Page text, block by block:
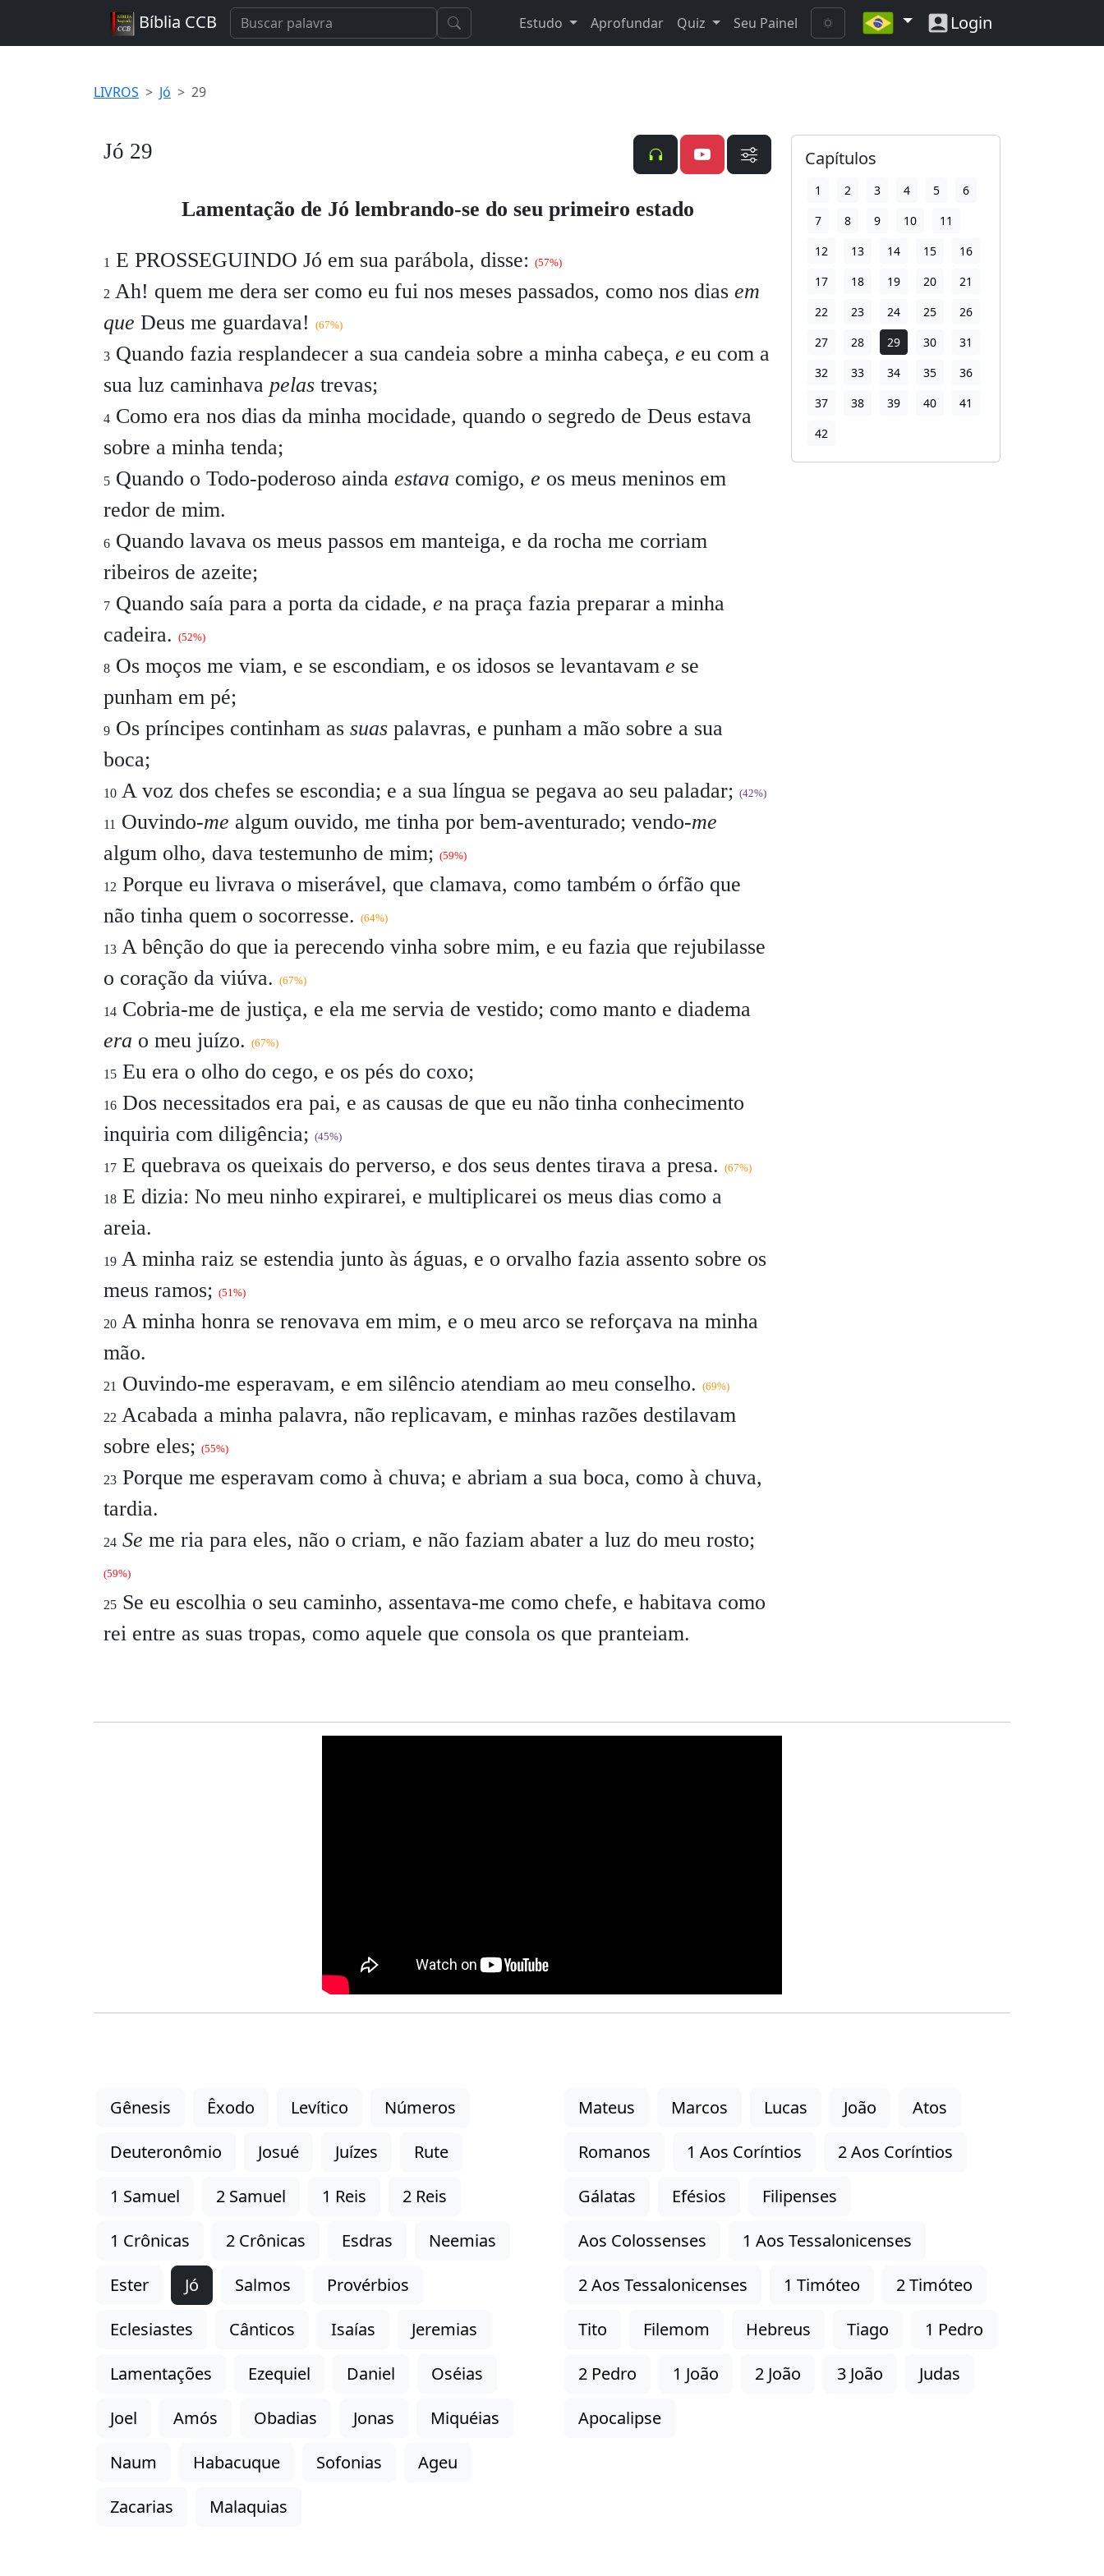
Bíblia CCB Estudo Aprofundar Quiz Seu Painel Login
LIVROS Jó 29
Jó 29
Lamentação de Jó lembrando-se do seu primeiro estado
1 E PROSSEGUINDO Jó em sua parábola, disse: (57%)
2 Ah! quem me dera ser como eu fui nos meses passados, como nos dias em
que Deus me guardava! (67%)
3 Quando fazia resplandecer a sua candeia sobre a minha cabeça, e eu com a
sua luz caminhava pelas trevas;
4 Como era nos dias da minha mocidade, quando o segredo de Deus estava
sobre a minha tenda;
5 Quando o Todo-poderoso ainda estava comigo, e os meus meninos em
redor de mim.
6 Quando lavava os meus passos em manteiga, e da rocha me corriam
ribeiros de azeite;
7 Quando saía para a porta da cidade, e na praça fazia preparar a minha
cadeira. (52%)
8 Os moços me viam, e se escondiam, e os idosos se levantavam e se
punham em pé;
9 Os príncipes continham as suas palavras, e punham a mão sobre a sua
boca;
10 A voz dos chefes se escondia; e a sua língua se pegava ao seu paladar; (42%)
11 Ouvindo-me algum ouvido, me tinha por bem-aventurado; vendo-me
algum olho, dava testemunho de mim; (59%)
12 Porque eu livrava o miserável, que clamava, como também o órfão que
não tinha quem o socorresse. (64%)
13 A bênção do que ia perecendo vinha sobre mim, e eu fazia que rejubilasse
o coração da viúva. (67%)
14 Cobria-me de justiça, e ela me servia de vestido; como manto e diadema
era o meu juízo. (67%)
15 Eu era o olho do cego, e os pés do coxo;
16 Dos necessitados era pai, e as causas de que eu não tinha conhecimento
inquiria com diligência; (45%)
17 E quebrava os queixais do perverso, e dos seus dentes tirava a presa. (67%)
18 E dizia: No meu ninho expirarei, e multiplicarei os meus dias como a
areia.
19 A minha raiz se estendia junto às águas, e o orvalho fazia assento sobre os
meus ramos; (51%)
20 A minha honra se renovava em mim, e o meu arco se reforçava na minha
mão.
21 Ouvindo-me esperavam, e em silêncio atendiam ao meu conselho. (69%)
22 Acabada a minha palavra, não replicavam, e minhas razões destilavam
sobre eles; (55%)
23 Porque me esperavam como à chuva; e abriam a sua boca, como à chuva,
tardia.
24 Se me ria para eles, não o criam, e não faziam abater a luz do meu rosto;
(59%)
25 Se eu escolhia o seu caminho, assentava-me como chefe, e habitava como
rei entre as suas tropas, como aquele que consola os que pranteiam.
Capítulos
1 2 3 4 5
6
7
8 9 10
11
12
13 14 15
16
17
18 19 20
21
22
23 24 25
26
27
28 29 30
31
32
33 34 35
36
37
38 39 40
41
42
Gênesis Êxodo Levítico
Números
Deuteronômio
Josué Juízes
Rute
1 Samuel
2 Samuel 1 Reis
2 Reis
1 Crônicas
2 Crônicas Esdras
Neemias
Ester
Jó Salmos
Provérbios
Eclesiastes
Cânticos Isaías
Jeremias
Lamentações
Ezequiel Daniel
Oséias
Joel
Amós Obadias Jonas
Miquéias
Naum
Habacuque Sofonias
Ageu
Zacarias
Malaquias
Mateus Marcos Lucas João
Atos
Romanos
1 Aos Coríntios
2 Aos Coríntios
Gálatas
Efésios
Filipenses
Aos Colossenses
1 Aos Tessalonicenses
2 Aos Tessalonicenses
1 Timóteo
2 Timóteo
Tito
Filemom Hebreus Tiago
1 Pedro
2 Pedro
1 João 2 João 3 João
Judas
Apocalipse